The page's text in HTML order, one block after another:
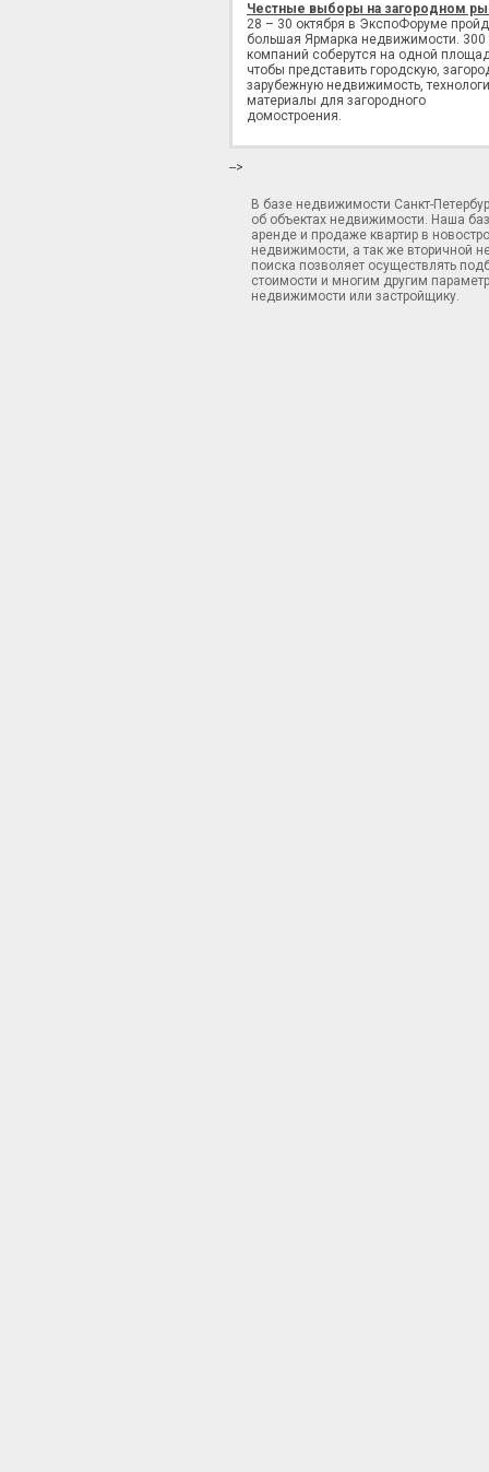
Честные выборы на загородном
28 – 30 октября в ЭкспоФоруме
большая Ярмарка недвижимости. 300
компаний соберутся на одной
чтобы представить городскую,
зарубежную недвижимость,
материалы для загородного
домостроения.
-->
В базе недвижимости Санкт-
об объектах недвижимости. Наша
аренде и продаже квартир в
недвижимости, а так же вторичной
поиска позволяет осуществлять
стоимости и многим другим
недвижимости или застройщику.